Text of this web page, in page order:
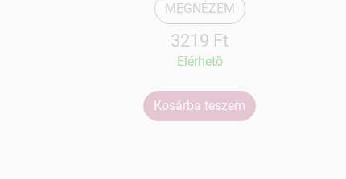
MEGNÉZEM
3219 Ft
Elérhetõ
Kosárba teszem